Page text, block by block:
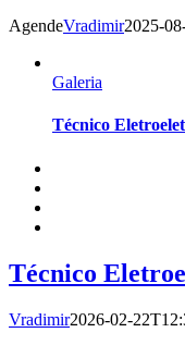
AgendeVradimir2025-
Galeria
Técnico
Técnico
Vradimir2026-02-